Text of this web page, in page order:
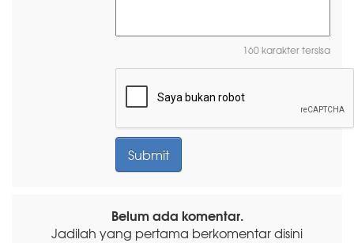
160 karakter tersisa
Belum ada komentar.
Jadilah yang pertama berkomentar disini